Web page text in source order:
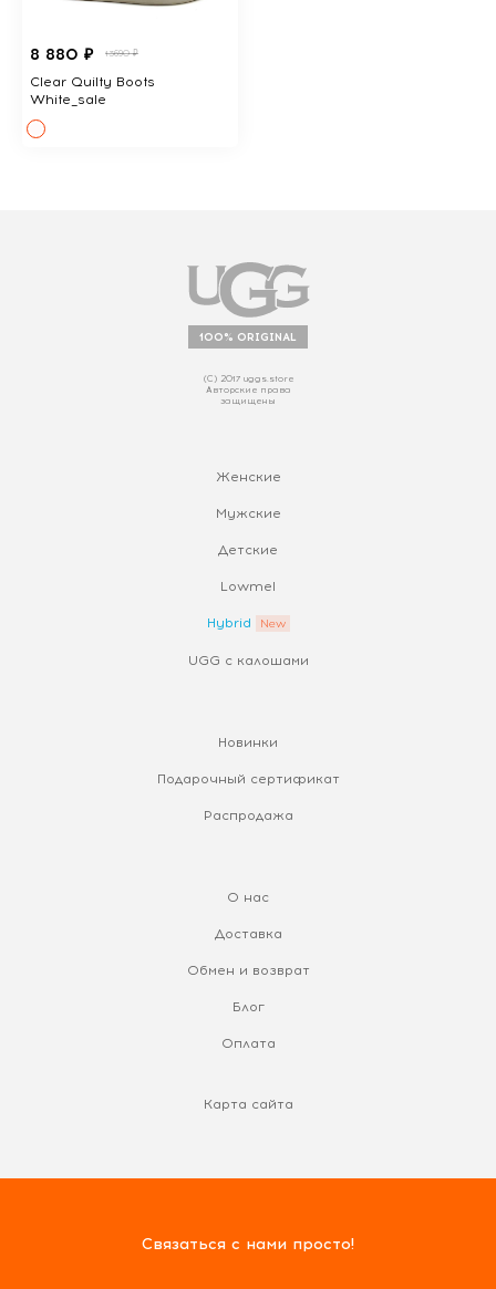
8 880 ₽ 13690 ₽
Clear Quilty Boots
White_sale
100% ORIGINAL
(С) 2017 uggs.store
Авторские права
защищены
Женские
Мужские
Детские
Lowmel
Hybrid
UGG с калошами
Новинки
Подарочный сертификат
Распродажа
О нас
Доставка
Обмен и возврат
Блог
Оплата
Карта сайта
Связаться с нами просто!